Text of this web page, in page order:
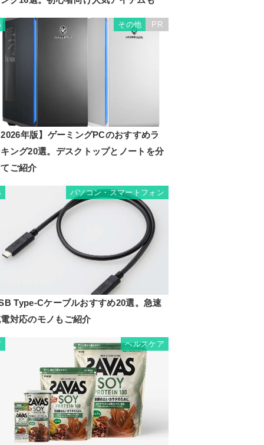
その他 PR
年版】ゲーミングPCのおすすめラ
ング20選。デスクトップとノートを分
ご紹介
パソコン・スマートフォン
Type-Cケーブルおすすめ20選。急速
対応のモノもご紹介
ヘルスケア